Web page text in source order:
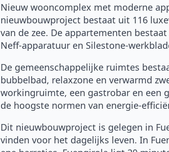
Nieuw wooncomplex met moderne
nieuwbouwproject bestaat uit 116
van de zee. De appartementen
Neff-apparatuur en Silestone-
De gemeenschappelijke ruimtes
bubbelbad, relaxzone en verwarmd
workingruimte, een gastrobar en een
de hoogste normen van energie-
Dit nieuwbouwproject is gelegen in
vinden voor het dagelijks leven. In